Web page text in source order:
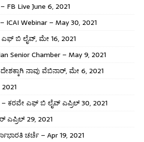
FB Live June 6, 2021
ICAI Webinar – May 30, 2021
ಎಫ್ ಬಿ ಲೈವ್, ಮೇ 16, 2021
Senior Chamber – May 9, 2021
ನಾವು ವೆಬಿನಾರ್, ಮೇ 6, 2021
ಎಫ್ ಬಿ ಲೈವ್ ಎಪ್ರಿಲ್ 30, 2021
ಎಪ್ರಿಲ್ 29, 2021
ಚರ್ಚೆ – Apr 19, 2021